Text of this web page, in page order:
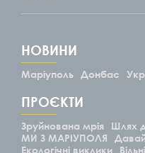
НОВИНИ
Маріуполь Донбас
ПРОЄКТИ
Зруйнована мрія Шлях
МИ З МАРІУПОЛЯ
Екологічні виклики
Вільні